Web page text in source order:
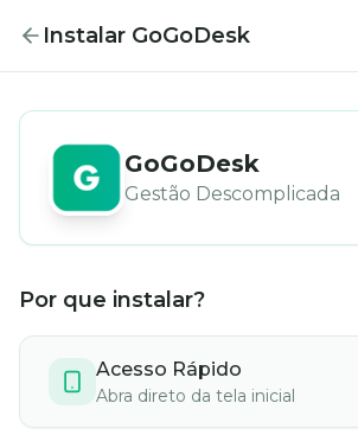
Instalar GoGoDesk
GoGoDesk
Gestão Descomplicada
Por que instalar?
Acesso Rápido
Abra direto da tela inicial